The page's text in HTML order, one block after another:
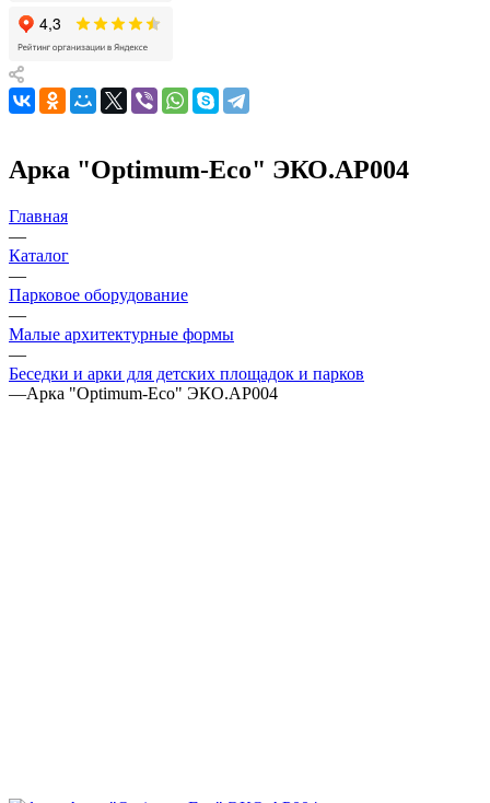
Арка "Оptimum-Еco" ЭКО.АР004
Главная
—
Каталог
—
Парковое оборудование
—
Малые архитектурные формы
—
Беседки и арки для детских площадок и парков
—Арка "Оptimum-Еco" ЭКО.АР004